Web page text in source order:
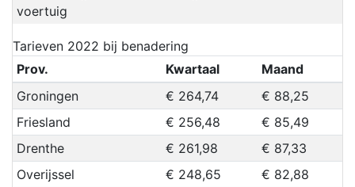
voertuig
Tarieven 2022 bij benadering
Prov.
Kwartaal
Maand
Groningen
€ 264,74
€ 88,25
Friesland
€ 256,48
€ 85,49
Drenthe
€ 261,98
€ 87,33
Overijssel
€ 248,65
€ 82,88